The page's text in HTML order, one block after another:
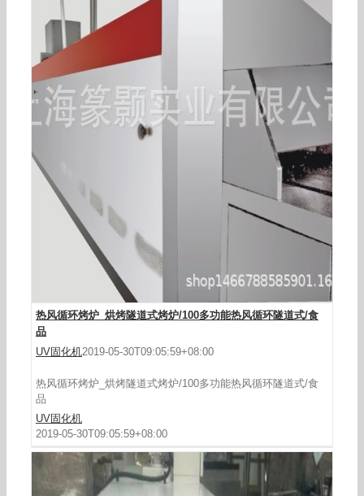
热风循环烤炉_烘烤隧道式烤炉/100多功能热风循环隧道式/食
品
UV固化机2019-05-30T09:05:59+08:00
热风循环烤炉_烘烤隧道式烤炉/100多功能热风循环隧道式/食
品
UV固化机
2019-05-30T09:05:59+08:00
食品隧道炉_、彩钢板制作隧道炉、五金、橡胶各